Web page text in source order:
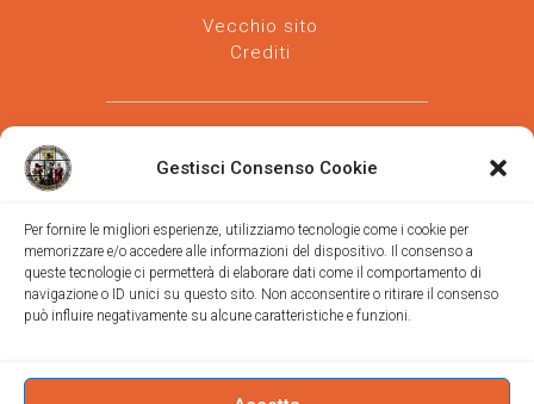
Gestisci Consenso Cookie
Per fornire le migliori esperienze, utilizziamo tecnologie come i cookie per
memorizzare e/o accedere alle informazioni del dispositivo. Il consenso a
queste tecnologie ci permetterà di elaborare dati come il comportamento di
navigazione o ID unici su questo sito. Non acconsentire o ritirare il consenso
può influire negativamente su alcune caratteristiche e funzioni.
Vecchio sito
Crediti
Parrocchia san Vincenzo de' Paoli-Diocesi
di Trieste
via Vittorino da Feltre, 11 (chiesa)
Trieste